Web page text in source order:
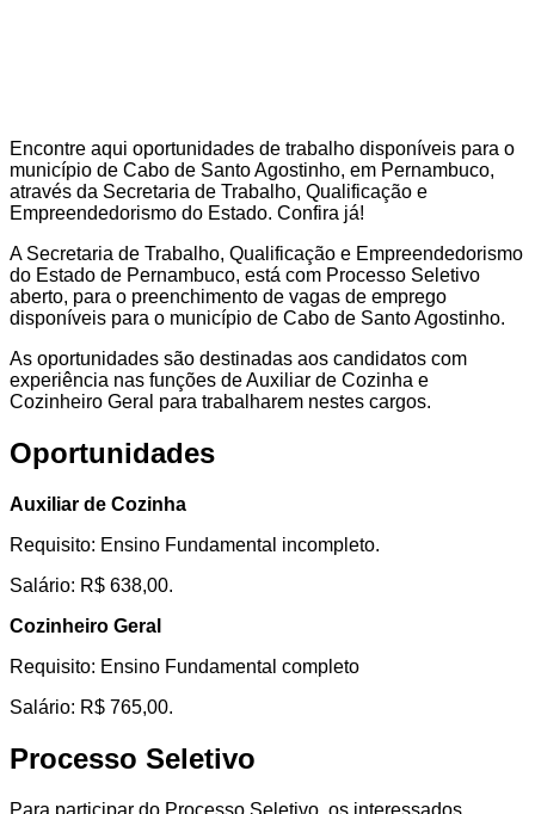
Encontre aqui oportunidades de trabalho disponíveis para o
município de Cabo de Santo Agostinho, em Pernambuco,
através da Secretaria de Trabalho, Qualificação e
Empreendedorismo do Estado. Confira já!
A Secretaria de Trabalho, Qualificação e Empreendedorismo
do Estado de Pernambuco, está com Processo Seletivo
aberto, para o preenchimento de vagas de emprego
disponíveis para o município de Cabo de Santo Agostinho.
As oportunidades são destinadas aos candidatos com
experiência nas funções de Auxiliar de Cozinha e
Cozinheiro Geral para trabalharem nestes cargos.
Oportunidades
Auxiliar de Cozinha
Requisito: Ensino Fundamental incompleto.
Salário: R$ 638,00.
Cozinheiro Geral
Requisito: Ensino Fundamental completo
Salário: R$ 765,00.
Processo Seletivo
Para participar do Processo Seletivo, os interessados